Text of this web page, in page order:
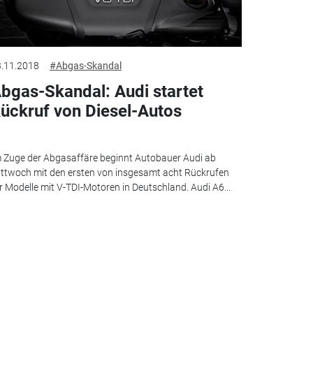
#Abgas-Skandal
Skandal: Audi startet
von Diesel-Autos
Zuge der Abgasaffäre beginnt Autobauer Audi ab
mit den ersten von insgesamt acht Rückrufen
Modelle mit V-TDI-Motoren in Deutschland. Audi A6...